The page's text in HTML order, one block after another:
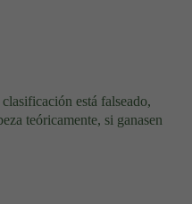
está falseado,
teóricamente, si ganasen